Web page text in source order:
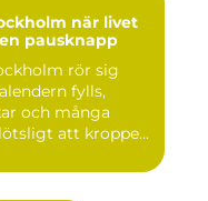
när livet
pausknapp
rör sig
fylls,
och många
att kroppe...